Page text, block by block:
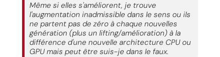
Même si elles s'améliorent, je trouve
l'augmentation inadmissible dans le sens ou ils
ne partent pas de zéro à chaque nouvelles
génération (plus un lifting/amélioration) à la
différence d'une nouvelle architecture CPU ou
GPU mais peut être suis-je dans le faux.